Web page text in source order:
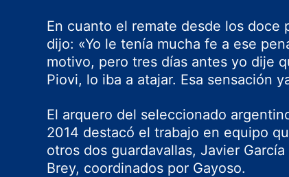
En cuanto el remate desde los doce
dijo: «Yo le tenía mucha fe a ese
motivo, pero tres días antes yo dije
Piovi, lo iba a atajar. Esa sensación
El arquero del seleccionado
2014 destacó el trabajo en equipo
otros dos guardavallas, Javier
Brey, coordinados por Gayoso.